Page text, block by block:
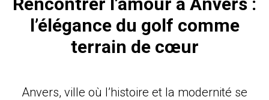
l’élégance du golf comme
terrain de cœur
Anvers, ville où l’histoire et la modernité se